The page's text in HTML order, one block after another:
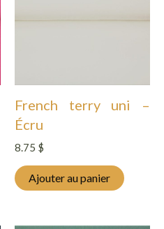
French terry uni –
Écru
8.75 $
Ajouter au panier